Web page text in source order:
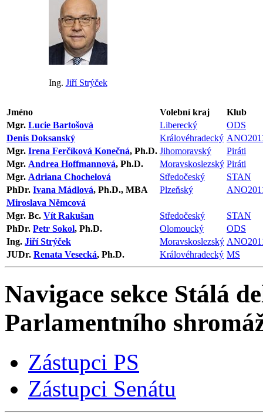
Ing. Jiří Strýček
Jméno Volební kraj
Klub
Mgr. Lucie Bartošová Liberecký
ODS
Denis Doksanský
Královéhradecký
Mgr. Irena Ferčíková Konečná, Ph.D. Jihomoravský
Piráti
Mgr. Andrea Hoffmannová, Ph.D. Moravskoslezský Piráti
Mgr. Adriana Chochelová Středočeský
STAN
PhDr. Ivana Mádlová, Ph.D., MBA Plzeňský
Miroslava Němcová
Mgr. Bc. Vít Rakušan Středočeský
STAN
PhDr. Petr Sokol, Ph.D. Olomoucký
ODS
Ing. Jiří Strýček Moravskoslezský
JUDr. Renata Vesecká, Ph.D. Královéhradecký MS
Navigace sekce Stálá
Parlamentního
Zástupci PS
Zástupci Senátu